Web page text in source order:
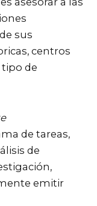
sus
centros
de
de tareas,
de
emitir